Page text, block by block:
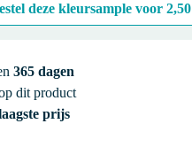
deze kleursample voor2,50
365 dagen
dit product
prijs